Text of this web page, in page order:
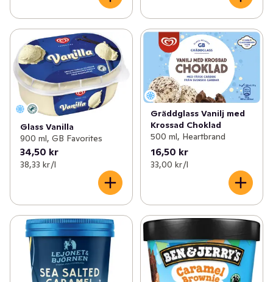
Glass Vanilla
900 ml, GB Favorites
34,50 kr
38,33 kr /l
Gräddglass Vanilj med
Krossad Choklad
500 ml, Heartbrand
16,50 kr
33,00 kr /l